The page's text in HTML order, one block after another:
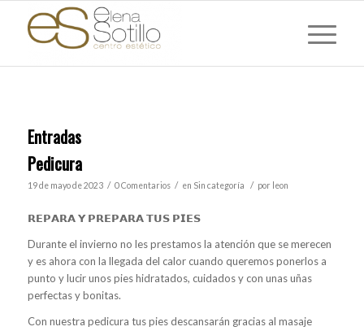
Entradas
Pedicura
19 de mayo de 2023 / 0 Comentarios / en Sin categoría / por leon
𝗥𝗘𝗣𝗔𝗥𝗔 𝗬 𝗣𝗥𝗘𝗣𝗔𝗥𝗔 𝗧𝗨𝗦 𝗣𝗜𝗘𝗦
Durante el invierno no les prestamos la atención que se merecen
y es ahora con la llegada del calor cuando queremos ponerlos a
punto y lucir unos pies hidratados, cuidados y con unas uñas
perfectas y bonitas.
Con nuestra pedicura tus pies descansarán gracias al masaje